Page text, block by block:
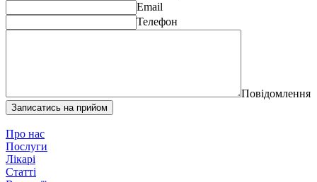
Email
Телефон
Повідомлення
Записатись на прийом
Про нас
Послуги
Лікарі
Статті